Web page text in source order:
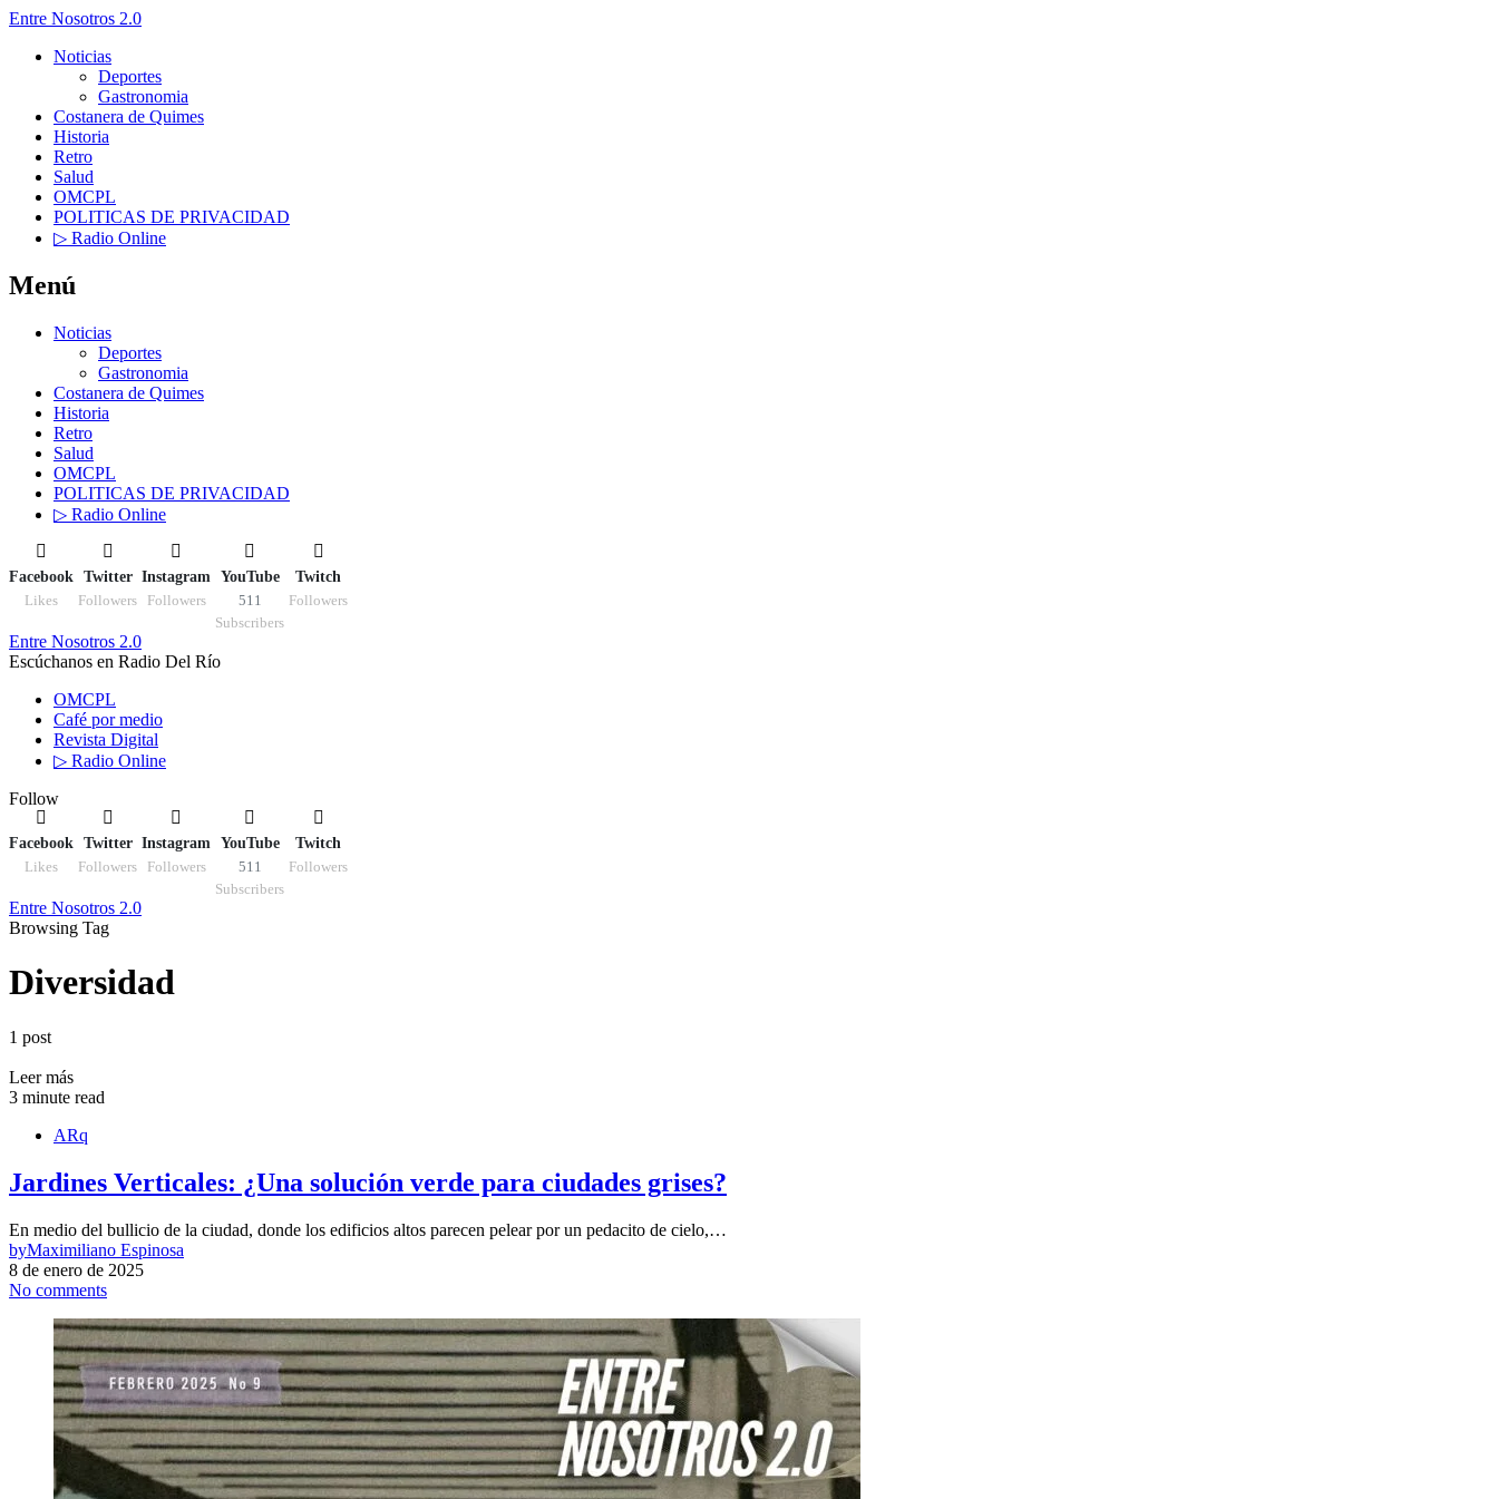
Entre Nosotros 2.0
Noticias
Deportes
Gastronomia
Costanera de Quimes
Historia
Retro
Salud
OMCPL
POLITICAS DE PRIVACIDAD
▷ Radio Online
Menú
Noticias
Deportes
Gastronomia
Costanera de Quimes
Historia
Retro
Salud
OMCPL
POLITICAS DE PRIVACIDAD
▷ Radio Online
Facebook
Likes
Twitter
Followers
Instagram
Followers
YouTube
511
Subscribers
Twitch
Followers
Entre Nosotros 2.0
Escúchanos en Radio Del Río
OMCPL
Café por medio
Revista Digital
▷ Radio Online
Follow
Facebook
Likes
Twitter
Followers
Instagram
Followers
YouTube
511
Subscribers
Twitch
Followers
Entre Nosotros 2.0
Browsing Tag
Diversidad
1 post
Leer más
3 minute read
ARq
Jardines Verticales: ¿Una solución verde para ciudades grises?
En medio del bullicio de la ciudad, donde los edificios altos parecen pelear por un pedacito de cielo,…
byMaximiliano Espinosa
8 de enero de 2025
No comments